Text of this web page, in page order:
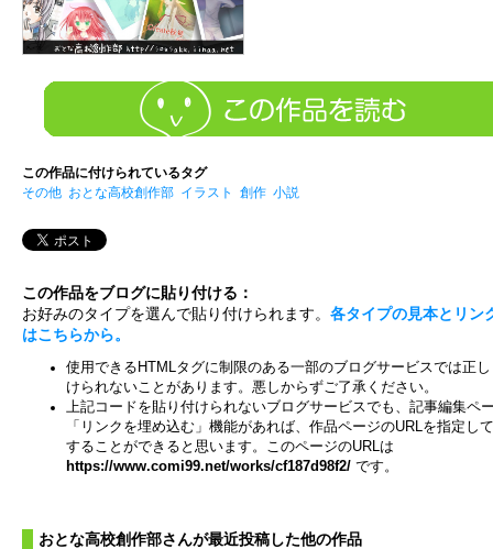
この作品に付けられているタグ
その他 おとな高校創作部 イラスト 創作 小説
この作品をブログに貼り付ける：
お好みのタイプを選んで貼り付けられます。 各タイプの見本とリン
はこちらから。
使用できるHTMLタグに制限のある一部のブログサービスでは正
けられないことがあります。悪しからずご了承ください。
上記コードを貼り付けられないブログサービスでも、記事編集ペ
「リンクを埋め込む」機能があれば、作品ページのURLを指定し
することができると思います。このページのURLは
https://www.comi99.net/works/cf187d98f2/ です。
おとな高校創作部さんが最近投稿した他の作品